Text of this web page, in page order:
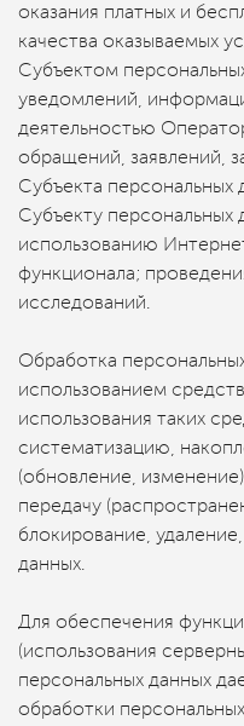
оказания платных и
качества оказываемых
Субъектом
уведомлений,
деятельностью
обращений, заявлений,
Субъекта персональных
Субъекту персональных
использованию
функционала;
исследований.
Обработка
использованием
использования таких
систематизацию,
(обновление,
передачу
блокирование,
данных.
Для обеспечения
(использования
персональных данных
обработки